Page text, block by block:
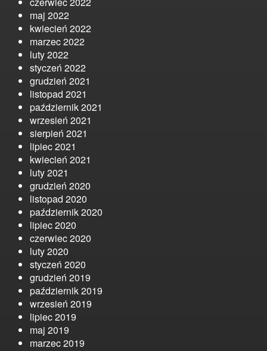
maj 2022
kwiecień 2022
marzec 2022
luty 2022
styczeń 2022
grudzień 2021
listopad 2021
październik 2021
wrzesień 2021
sierpień 2021
lipiec 2021
kwiecień 2021
luty 2021
grudzień 2020
listopad 2020
październik 2020
lipiec 2020
czerwiec 2020
luty 2020
styczeń 2020
grudzień 2019
październik 2019
wrzesień 2019
lipiec 2019
maj 2019
marzec 2019